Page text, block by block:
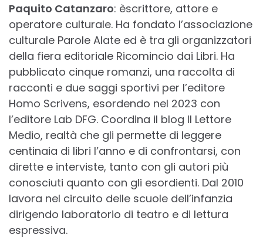
Paquito Catanzaro: èscrittore, attore e
operatore culturale. Ha fondato l’associazione
culturale Parole Alate ed è tra gli organizzatori
della fiera editoriale Ricomincio dai Libri. Ha
pubblicato cinque romanzi, una raccolta di
racconti e due saggi sportivi per l’editore
Homo Scrivens, esordendo nel 2023 con
l’editore Lab DFG. Coordina il blog Il Lettore
Medio, realtà che gli permette di leggere
centinaia di libri l’anno e di confrontarsi, con
dirette e interviste, tanto con gli autori più
conosciuti quanto con gli esordienti. Dal 2010
lavora nel circuito delle scuole dell’infanzia
dirigendo laboratorio di teatro e di lettura
espressiva.